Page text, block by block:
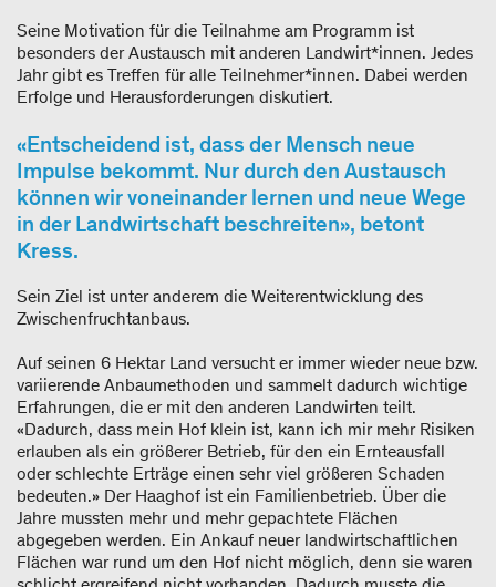
Seine Motivation für die Teilnahme am Programm ist
besonders der Austausch mit anderen Landwirt*innen. Jedes
Jahr gibt es Treffen für alle Teilnehmer*innen. Dabei werden
Erfolge und Herausforderungen diskutiert.
«Entscheidend ist, dass der Mensch neue
Impulse bekommt. Nur durch den Austausch
können wir voneinander lernen und neue Wege
in der Landwirtschaft beschreiten», betont
Kress.
Sein Ziel ist unter anderem die Weiterentwicklung des
Zwischenfruchtanbaus.
Auf seinen 6 Hektar Land versucht er immer wieder neue bzw.
variierende Anbaumethoden und sammelt dadurch wichtige
Erfahrungen, die er mit den anderen Landwirten teilt.
«Dadurch, dass mein Hof klein ist, kann ich mir mehr Risiken
erlauben als ein größerer Betrieb, für den ein Ernteausfall
oder schlechte Erträge einen sehr viel größeren Schaden
bedeuten.» Der Haaghof ist ein Familienbetrieb. Über die
Jahre mussten mehr und mehr gepachtete Flächen
abgegeben werden. Ein Ankauf neuer landwirtschaftlichen
Flächen war rund um den Hof nicht möglich, denn sie waren